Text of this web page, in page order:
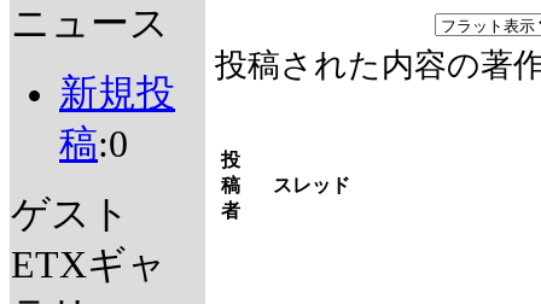
ニュース
新規投
稿:0
ゲスト
ETXギャ
投稿された内容の著
投
稿
者
スレッド